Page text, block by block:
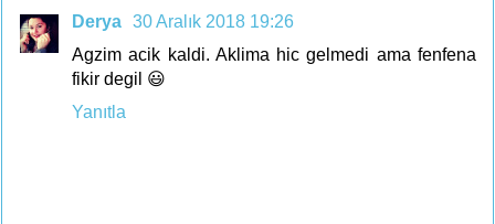
Derya 30 Aralık 2018 19:26
Agzim acik kaldi. Aklima hic gelmedi ama fenfena
fikir degil 😃
Yanıtla